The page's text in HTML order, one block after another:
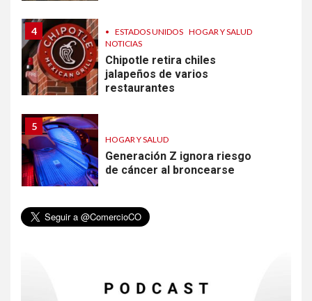
4 • ESTADOS UNIDOS HOGAR Y SALUD
NOTICIAS
Chipotle retira chiles
jalapeños de varios
restaurantes
5
HOGAR Y SALUD
Generación Z ignora riesgo
de cáncer al broncearse
6